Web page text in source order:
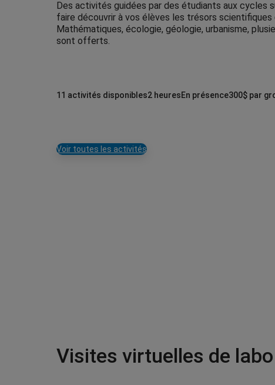
Des activités guidées par des étudiants aux cycles
faire découvrir à vos élèves les trésors scientifiques
Mathématiques, écologie, géologie, urbanisme,
sont offerts.
11 activités disponibles2 heuresEn présence300$ par
Voir toutes les activités
Visites virtuelles de labo